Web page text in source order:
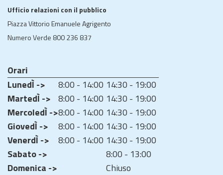
Ufficio relazioni con il pubblico
Piazza Vittorio Emanuele Agrigento
Numero Verde 800 236 837
Orari
LunedÌ ->
8:00 - 14:00 14:30 - 19:00
MartedÌ -> 8:00 - 14:00 14:30 - 19:00
MercoledÌ ->8:00 - 14:00 14:30 - 19:00
GiovedÌ ->
8:00 - 14:00 14:30 - 19:00
VenerdÌ ->
8:00 - 14:00 14:30 - 19:00
Sabato ->
8:00 - 13:00
Domenica ->
Chiuso